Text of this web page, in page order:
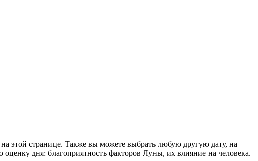
этой странице. Также вы можете выбрать любую другую дату, на
дня: благоприятность факторов Луны, их влияние на человека.